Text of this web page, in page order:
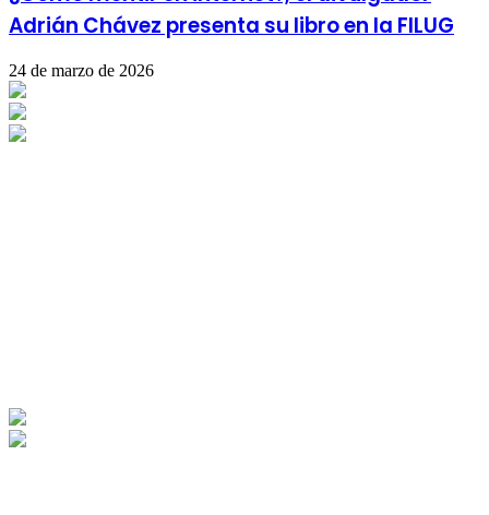
Adrián Chávez presenta su libro en la FILUG
24 de marzo de 2026